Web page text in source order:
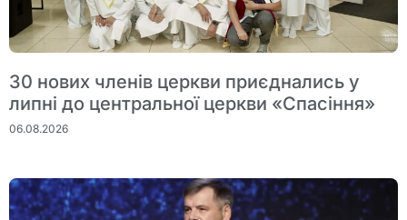
30 нових членів церкви приєднались у
липні до центральної церкви «Спасіння»
06.08.2026